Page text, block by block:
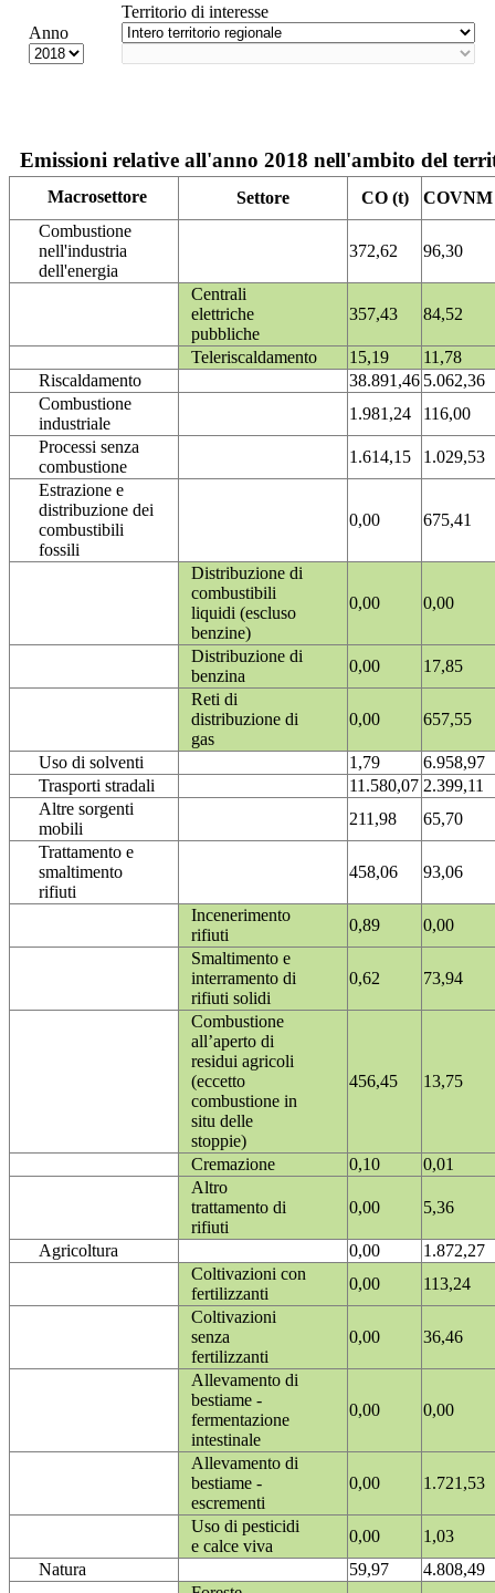
Anno
Territorio di interesse
Emissioni relative all'anno 2018 nell'ambito del
Macrosettore Settore CO (t)
COVNM
Combustione
nell'industria
dell'energia
372,62 96,30
Centrali
elettriche
pubbliche
357,43 84,52
Teleriscaldamento 15,19
11,78
Riscaldamento
38.891,46 5.062,36
Combustione
industriale
1.981,24
116,00
Processi senza
combustione
1.614,15
1.029,53
Estrazione e
distribuzione dei
combustibili
fossili
0,00 675,41
Distribuzione di
combustibili
liquidi (escluso
benzine)
0,00 0,00
Distribuzione di
benzina
0,00
17,85
Reti di
distribuzione di
gas
0,00 657,55
Uso di solventi 1,79
6.958,97
Trasporti stradali
11.580,07 2.399,11
Altre sorgenti
mobili
211,98
65,70
Trattamento e
smaltimento
rifiuti
458,06 93,06
Incenerimento
rifiuti
0,89
0,00
Smaltimento e
interramento di
rifiuti solidi
0,62 73,94
Combustione
all’aperto di
residui agricoli
(eccetto
combustione in
situ delle
stoppie)
456,45 13,75
Cremazione 0,10
0,01
Altro
trattamento di
rifiuti
0,00 5,36
Agricoltura 0,00
1.872,27
Coltivazioni con
fertilizzanti
0,00
113,24
Coltivazioni
senza
fertilizzanti
0,00 36,46
Allevamento di
bestiame -
fermentazione
intestinale
0,00 0,00
Allevamento di
bestiame -
escrementi
0,00 1.721,53
Uso di pesticidi
e calce viva
0,00
1,03
Natura
59,97
4.808,49